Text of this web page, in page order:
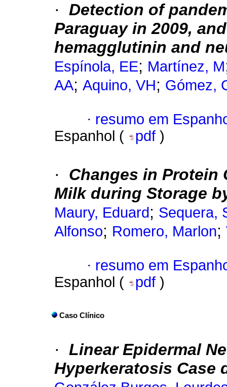
· Detection of
Paraguay in 2009,
hemagglutinin and
Espínola, EE; Martínez, M
AA; Aquino, VH; Gómez,
· resumo em
Espanhol (
pdf )
·
Changes in Protein
Milk during Storage
Maury, Eduard ; Sequera,
Alfonso; Romero, Marlon;
· resumo em
Espanhol (
pdf )
Caso Clínico
· Linear Epidermal
Hyperkeratosis Case